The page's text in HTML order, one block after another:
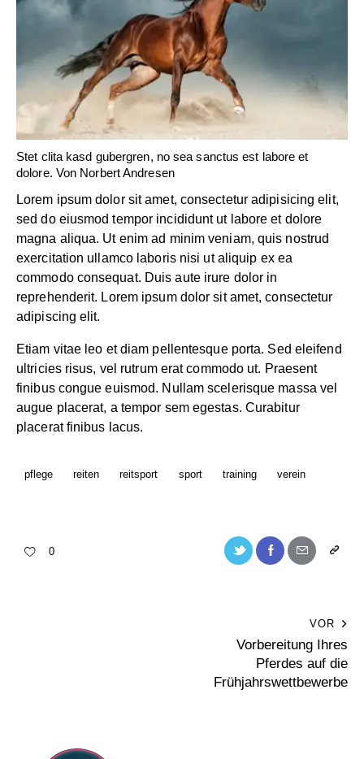
Stet clita kasd gubergren, no sea sanctus est labore et
dolore. Von Norbert Andresen
Lorem ipsum dolor sit amet, consectetur adipisicing elit,
sed do eiusmod tempor incididunt ut labore et dolore
magna aliqua. Ut enim ad minim veniam, quis nostrud
exercitation ullamco laboris nisi ut aliquip ex ea
commodo consequat. Duis aute irure dolor in
reprehenderit. Lorem ipsum dolor sit amet, consectetur
adipiscing elit.
Etiam vitae leo et diam pellentesque porta. Sed eleifend
ultricies risus, vel rutrum erat commodo ut. Praesent
finibus congue euismod. Nullam scelerisque massa vel
augue placerat, a tempor sem egestas. Curabitur
placerat finibus lacus.
pflege reiten reitsport sport training verein
0
VOR
Vorbereitung Ihres
Pferdes auf die
Frühjahrswettbewerbe